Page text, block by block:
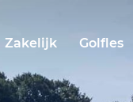
Zakelijk Golfles